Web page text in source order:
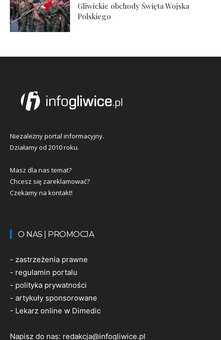
Gliwickie obchody Święta Wojska
Polskiego
Niezależny portal informacyjny.
Działamy od 2010 roku.
Masz dla nas temat?
Chcesz się zareklamować?
Czekamy na kontakt!
O NAS | PROMOCJA
- zastrzeżenia prawne
- regulamin portalu
- polityka prywatności
- artykuły sponsorowane
- Lekarz online w Dimedic
Napisz do nas: redakcja@infogliwice.pl